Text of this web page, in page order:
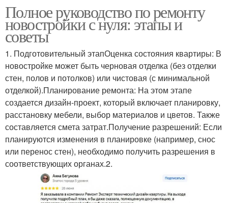
Полное руководство по ремонту
новостройки с нуля: этапы и
советы
1. Подготовительный этапОценка состояния квартиры: В
новостройке может быть черновая отделка (без отделки
стен, полов и потолков) или чистовая (с минимальной
отделкой).Планирование ремонта: На этом этапе
создается дизайн-проект, который включает планировку,
расстановку мебели, выбор материалов и цветов. Также
составляется смета затрат.Получение разрешений: Если
планируются изменения в планировке (например, снос
или перенос стен), необходимо получить разрешения в
соответствующих органах.2.